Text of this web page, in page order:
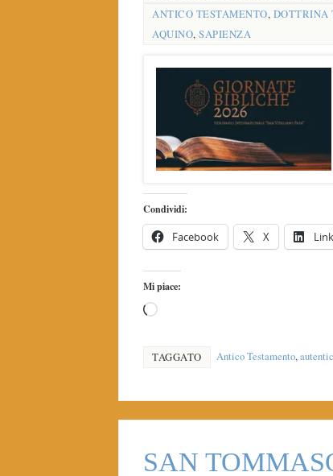
ANTICO TESTAMENTO, DOTTRINA
AQUINO, SAPIENZA
Condividi:
Facebook X
Mi piace:
TAGGATO Antico Testamento,
SAN